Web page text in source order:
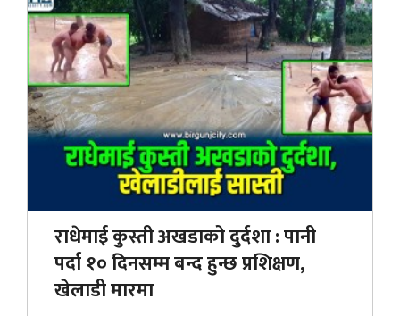
राधेमाई कुस्ती अखडाको दुर्दशा : पानी
पर्दा १० दिनसम्म बन्द हुन्छ प्रशिक्षण,
खेलाडी मारमा